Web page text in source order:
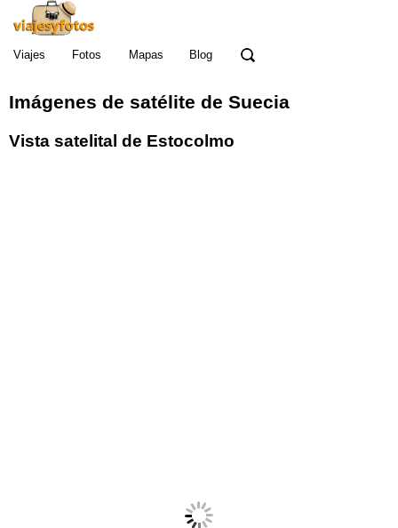
Viajes Fotos Mapas Blog
Imágenes de satélite de Suecia
Vista satelital de Estocolmo